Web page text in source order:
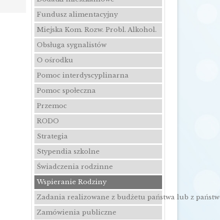
Fundusz alimentacyjny
Miejska Kom. Rozw. Probl. Alkohol.
Obsługa sygnalistów
O ośrodku
Pomoc interdyscyplinarna
Pomoc społeczna
Przemoc
RODO
Strategia
Stypendia szkolne
Świadczenia rodzinne
Wspieranie Rodziny
Zadania realizowane z budżetu państwa lub z
Zamówienia publiczne